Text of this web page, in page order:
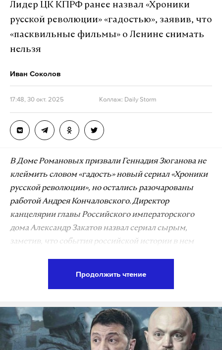
Лидер ЦК КПРФ ранее назвал «Хроники
русской революции» «гадостью», заявив, что
«пасквильные фильмы» о Ленине снимать
нельзя
Иван Соколов
17:48, 30 окт. 2025 Коллаж: Daily Storm
В Доме Романовых призвали Геннадия Зюганова не
клеймить словом «гадость» новый сериал «Хроники
русской революции», но остались разочарованы
работой Андрея Кончаловского. Директор
канцелярии главы Российского императорского
дома Александр Закатов назвал сериал сырым,
заметив, что события российской истории в нем
хронике революции. «Пасквильные фильмы» о
Ленине снимать нельзя, считает политик. По его
мнению, в условиях войны режиссера за такую
Продолжить чтение